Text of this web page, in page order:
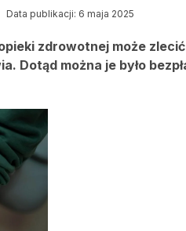
Data publikacji: 6 maja 2025
zdrowotnej może
Dotąd można je było